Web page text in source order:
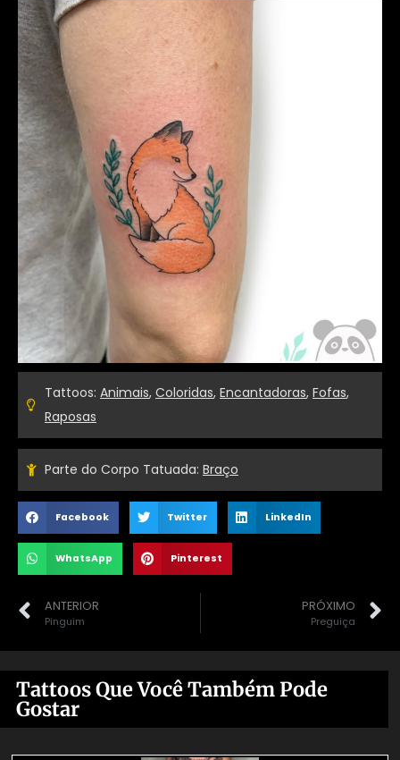
Tattoos: Animais, Coloridas, Encantadoras, Fofas,
Raposas
Parte do Corpo Tatuada: Braço
Facebook Twitter LinkedIn
WhatsApp Pinterest
ANTERIOR
Pinguim
PRÓXIMO
Preguiça
Tattoos Que Você Também Pode
Gostar